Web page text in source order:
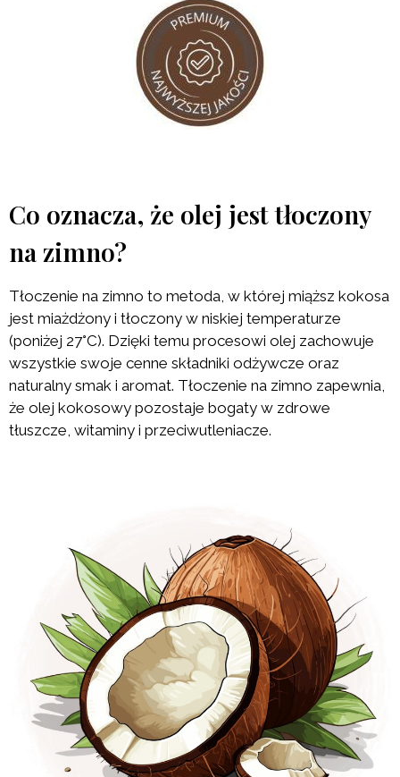
Co oznacza, że olej jest tłoczony
na zimno?
Tłoczenie na zimno to metoda, w której miąższ kokosa
jest miażdżony i tłoczony w niskiej temperaturze
(poniżej 27°C). Dzięki temu procesowi olej zachowuje
wszystkie swoje cenne składniki odżywcze oraz
naturalny smak i aromat. Tłoczenie na zimno zapewnia,
że olej kokosowy pozostaje bogaty w zdrowe
tłuszcze, witaminy i przeciwutleniacze.